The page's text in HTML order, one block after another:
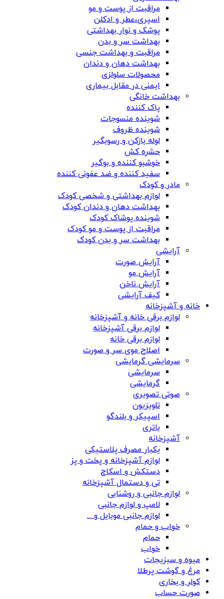
مراقبت از پوست و مو
اسپری،عطر و ادکلن
پوشک و نوار بهداشتی
بهداشت سر و بدن
مراقبت و بهداشت جنسی
بهداشت دهان و دندان
محصولات سلولزی
ایمنی در مقابل بیماری
بهداشت خانگی
پاک کننده
شوینده منسوجات
شوینده ظروف
لوله بازکن و رسوبگیر
حشره کش
خوشبو کننده و بوگیر
سفید کننده و ضد عفونی کننده
مادر و کودک
لوازم بهداشتی و شخصی کودک
بهداشت دهان و دندان کودک
شوینده پوشاک کودک
مراقبت از پوست و مو کودک
بهداشت سر و بدن کودک
آرایشی
آرایش صورت
آرایش مو
آرایش ناخن
کیف آرایشی
خانه و آشپزخانه
لوازم برقی خانه و آشپزخانه
لوازم برقی آشپزخانه
لوازم برقی خانه
اصلاح موی سر و صورت
سرمایشی گرمایشی
سرمایشی
گرمایشی
صوتی تصویری
تلویزیون
اسپیکر و بلندگو
باتری
آشپزخانه
یکبار مصرف پلاستیکی
لوازم آشپزخانه و پخت و پز
دستکش و اسکاج
تی و دستمال آشپزخانه
لوازم جانبی و روشنایی
لامپ و لوازم جانبی
لوازم جانبی موبایل و ...
خواب و حمام
حمام
خواب
میوه و سبزیجات
مرغ و گوشت پرطلا
کولر و بخاری
صورت حساب